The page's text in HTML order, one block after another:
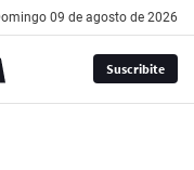
domingo 09 de agosto de 2026
Suscribite